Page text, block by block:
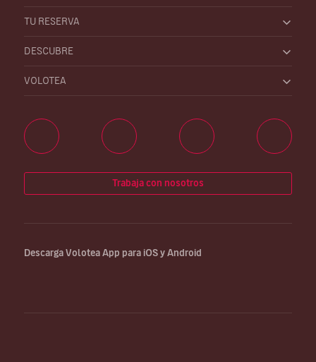
TU RESERVA
DESCUBRE
VOLOTEA
Trabaja con nosotros
Descarga Volotea App para iOS y Android